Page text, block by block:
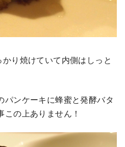
り焼けていて内側はしっと
パンケーキに蜂蜜と発酵バタ
の上ありません！